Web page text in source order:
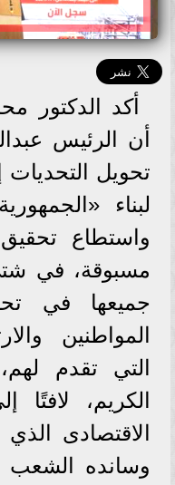
أكد الدكتور
أن الرئيس
تحويل
لبناء
واستطاع تحقيق
مسبوقة، في
جميعها في
المواطنين
التي تقدم
الكريم، لافتًا
الاقتصادى
وسانده الشعب